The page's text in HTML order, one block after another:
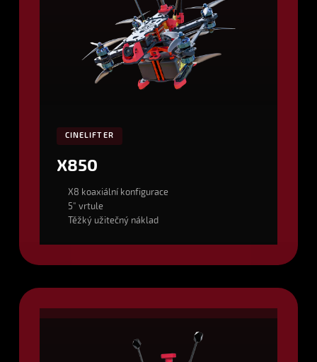
CINELIFTER
X850
X8 koaxiální konfigurace
5" vrtule
Těžký užitečný náklad